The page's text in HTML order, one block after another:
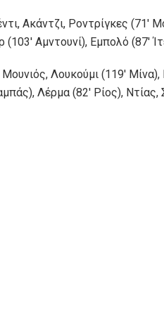
Ακάντζι, Ροντρίγκες (71′
Αμντουνί), Εμπολό (87′
Λουκούμι (119′
Λέρμα (82′ Ρίος), Ντίας,